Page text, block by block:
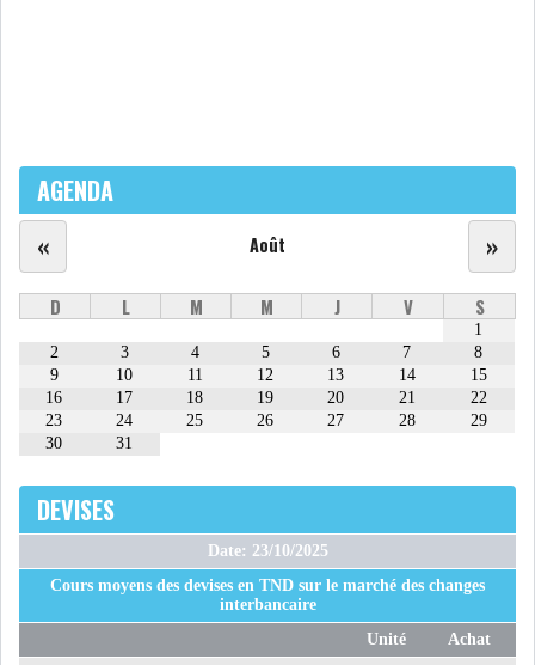
INTERVIEWS
TUSTEX PLUS
AGENDA
Août
« »
D L M M J V S
1
2
3 4 5 6 7
8
9
10 11 12 13 14
15
16
17 18 19 20 21
22
23
24 25 26 27 28
29
30
31
DEVISES
Date: 23/10/2025
Cours moyens des devises en TND sur le marché des changes
interbancaire
Unité
Achat